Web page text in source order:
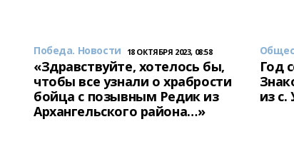
Победа. Новости 18 ОКТЯБРЯ 2023, 08:58
«Здравствуйте, хотелось бы,
чтобы все узнали о храбрости
бойца с позывным Редик из
Архангельского района…»
Год
из с.